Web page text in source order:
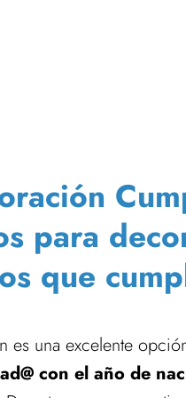
para
que
es una excelente
con el año de